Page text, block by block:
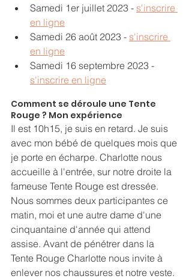
Samedi 1er juillet 2023 - s'inscrire
en ligne
Samedi 26 août 2023 - s'inscrire
en ligne
Samedi 16 septembre 2023 -
s'inscrire en ligne
Comment se déroule une Tente
Rouge ? Mon expérience
Il est 10h15, je suis en retard. Je suis
avec mon bébé de quelques mois que
je porte en écharpe. Charlotte nous
accueille à l'entrée, sur notre droite la
fameuse Tente Rouge est dressée.
Nous sommes deux participantes ce
matin, moi et une autre dame d'une
cinquantaine d'année qui attend
assise. Avant de pénétrer dans la
Tente Rouge Charlotte nous invite à
enlever nos chaussures et notre veste.